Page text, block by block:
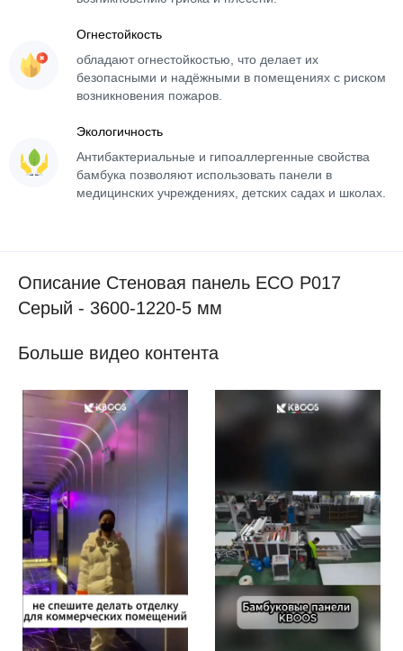
Огнестойкость
обладают огнестойкостью, что делает их
безопасными и надёжными в помещениях с риском
возникновения пожаров.
Экологичность
Антибактериальные и гипоаллергенные свойства
бамбука позволяют использовать панели в
медицинских учреждениях, детских садах и школах.
Описание Стеновая панель ECO P017
Серый - 3600-1220-5 мм
Больше видео контента